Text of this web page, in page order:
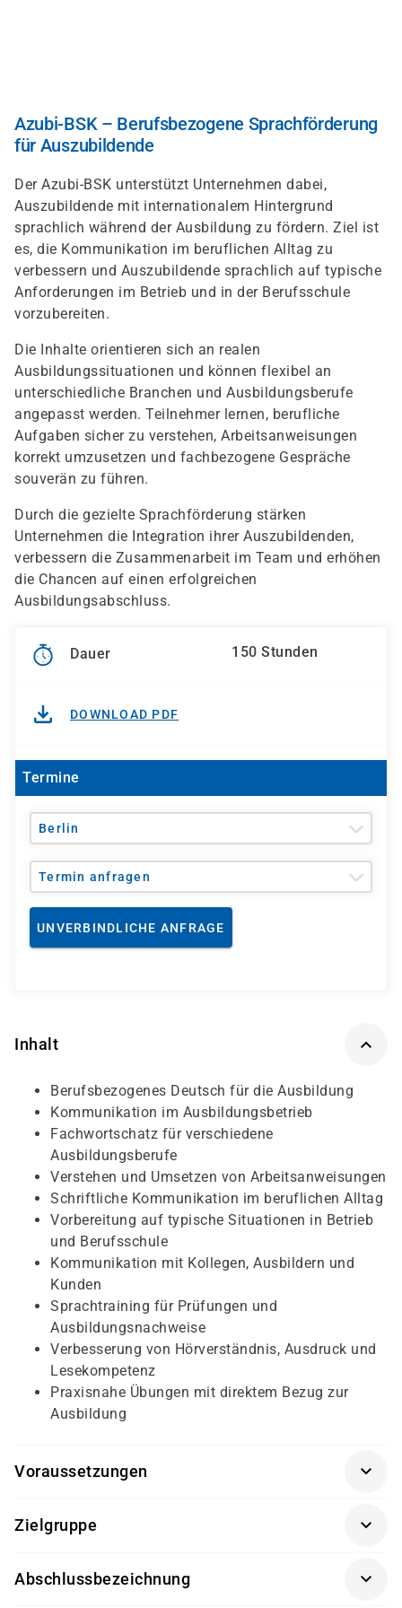
Azubi-BSK – Berufsbezogene Sprachförderung
für Auszubildende
Der Azubi-BSK unterstützt Unternehmen dabei,
Auszubildende mit internationalem Hintergrund
sprachlich während der Ausbildung zu fördern. Ziel ist
es, die Kommunikation im beruflichen Alltag zu
verbessern und Auszubildende sprachlich auf typische
Anforderungen im Betrieb und in der Berufsschule
vorzubereiten.
Die Inhalte orientieren sich an realen
Ausbildungssituationen und können flexibel an
unterschiedliche Branchen und Ausbildungsberufe
angepasst werden. Teilnehmer lernen, berufliche
Aufgaben sicher zu verstehen, Arbeitsanweisungen
korrekt umzusetzen und fachbezogene Gespräche
souverän zu führen.
Durch die gezielte Sprachförderung stärken
Unternehmen die Integration ihrer Auszubildenden,
verbessern die Zusammenarbeit im Team und erhöhen
die Chancen auf einen erfolgreichen
Ausbildungsabschluss.
Dauer 150 Stunden
DOWNLOAD PDF
Termine
Berlin
Termin anfragen
UNVERBINDLICHE ANFRAGE
Inhalt
Berufsbezogenes Deutsch für die Ausbildung
Kommunikation im Ausbildungsbetrieb
Fachwortschatz für verschiedene
Ausbildungsberufe
Verstehen und Umsetzen von Arbeitsanweisungen
Schriftliche Kommunikation im beruflichen Alltag
Vorbereitung auf typische Situationen in Betrieb
und Berufsschule
Kommunikation mit Kollegen, Ausbildern und
Kunden
Sprachtraining für Prüfungen und
Ausbildungsnachweise
Verbesserung von Hörverständnis, Ausdruck und
Lesekompetenz
Praxisnahe Übungen mit direktem Bezug zur
Ausbildung
Voraussetzungen
Teilnahmeberechtigung für Berufssprachkurse
das Jobcenter oder die Agentur für Arbeit erfolgen. Je
nach Kursniveau sind grundlegende Deutschkenntnisse
Zielgruppe
Auszubildenden sprachlich unterstützen möchten. Das
Abschlussbezeichnung